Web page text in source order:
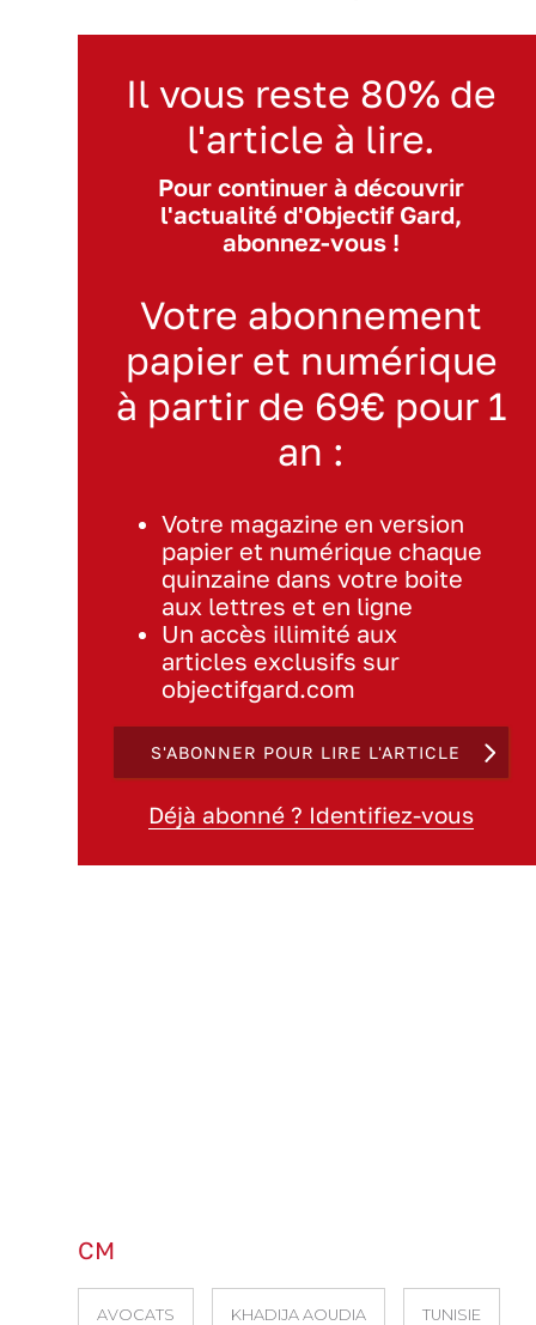
Il vous reste 80% de
l'article à lire.
Pour continuer à découvrir
l'actualité d'Objectif Gard,
abonnez-vous !
Votre abonnement
papier et numérique
à partir de 69€ pour 1
an :
Votre magazine en version
papier et numérique chaque
quinzaine dans votre boite
aux lettres et en ligne
Un accès illimité aux
articles exclusifs sur
objectifgard.com
S'ABONNER POUR LIRE L'ARTICLE
Déjà abonné ? Identifiez-vous
CM
AVOCATS KHADIJA AOUDIA TUNISIE